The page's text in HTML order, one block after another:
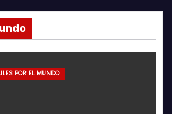
POR EL MUNDO